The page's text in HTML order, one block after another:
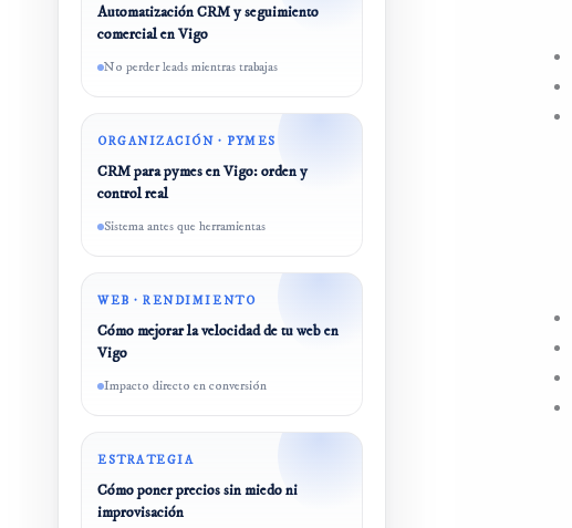
Automatización CRM y seguimiento
comercial en Vigo
No perder leads mientras trabajas
ORGANIZACIÓN · PYMES
CRM para pymes en Vigo: orden y
control real
Sistema antes que herramientas
WEB · RENDIMIENTO
Cómo mejorar la velocidad de tu web en
Vigo
Impacto directo en conversión
ESTRATEGIA
Cómo poner precios sin miedo ni
improvisación